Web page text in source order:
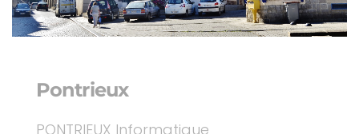
Pontrieux
PONTRIEUX Informatique